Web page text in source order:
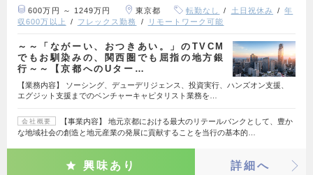
600万円 ～ 1249万円 東京都 転勤なし 土日祝休み
年
収600万以上
フレックス勤務 リモートワーク可能
～～「ながーい、おつきあい。」のTVCM
でもお馴染みの、関西圏でも屈指の地方銀
行～～【京都へのUター…
【業務内容】 ソーシング、デューデリジェンス、投資実行、ハンズオン支援、
エグジット支援までのベンチャーキャピタリスト業務を…
会社概要
【事業内容】 地元京都における最大のリテールバンクとして、豊か
な地域社会の創造と地元産業の発展に貢献することを当行の基本的…
興味あり 詳細へ